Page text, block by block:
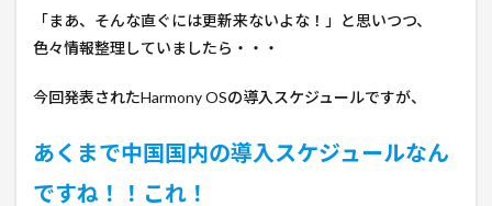
「まあ、そんな直ぐには更新来ないよな！」と思いつつ、
色々情報整理していましたら・・・
今回発表されたHarmony OSの導入スケジュールですが、
あくまで中国国内の導入スケジュールなん
ですね！！これ！